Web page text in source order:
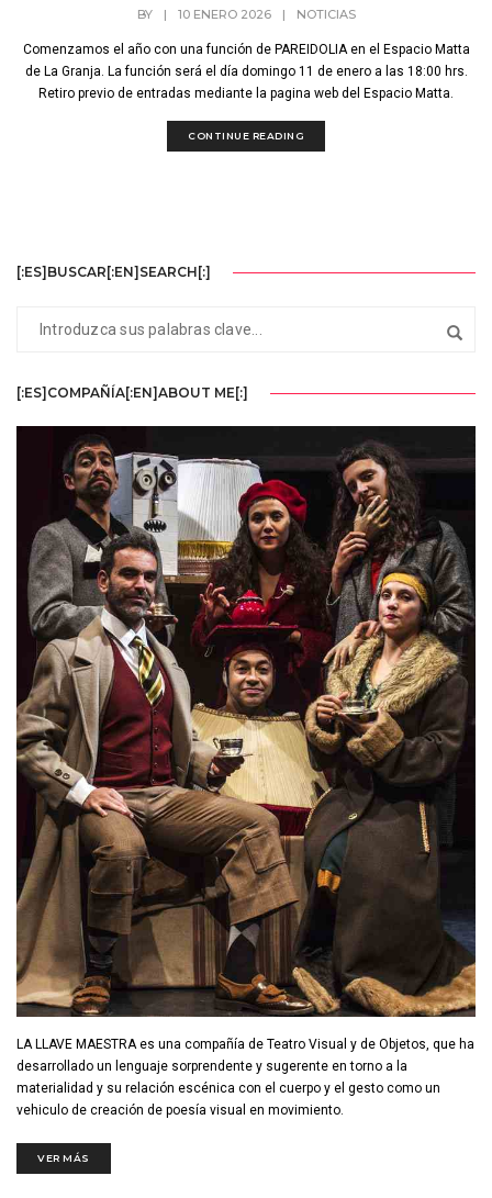
BY | 10 ENERO 2026 | NOTICIAS
Comenzamos el año con una función de PAREIDOLIA en el Espacio Matta
de La Granja. La función será el día domingo 11 de enero a las 18:00 hrs.
Retiro previo de entradas mediante la pagina web del Espacio Matta.
CONTINUE READING
[:ES]BUSCAR[:EN]SEARCH[:]
[:ES]COMPAÑÍA[:EN]ABOUT ME[:]
LA LLAVE MAESTRA es una compañía de Teatro Visual y de Objetos, que ha
desarrollado un lenguaje sorprendente y sugerente en torno a la
materialidad y su relación escénica con el cuerpo y el gesto como un
vehiculo de creación de poesía visual en movimiento.
VER MÁS